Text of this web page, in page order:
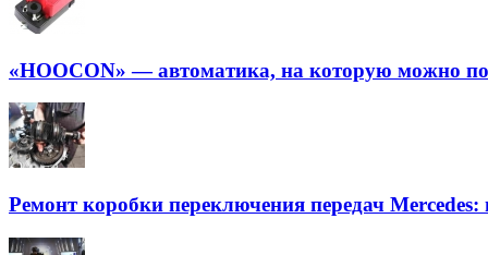
«HOOCON» — автоматика, на которую можно
Ремонт коробки переключения передач